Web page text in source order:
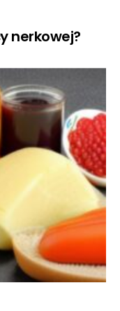
nerkowej?